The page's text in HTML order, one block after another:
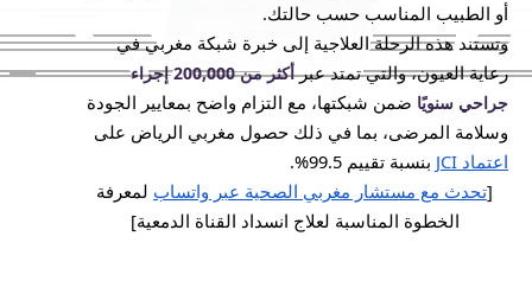
أو الطبيب المناسب حسب حالتك.
وتستند هذه الرحلة العلاجية إلى خبرة شبكة مغربي في
رعاية العيون، والتي تمتد عبر
أكثر من 200,000 إجراء
جراحي سنويًا ضمن شبكتها، مع التزام واضح بمعايير الجودة
وسلامة المرضى، بما في ذلك حصول مغربي الرياض على
اعتماد JCI
بنسبة تقييم 99.5%.
[تحدث مع مستشار مغربي الصحية عبر واتساب لمعرفة
الخطوة المناسبة لعلاج انسداد القناة الدمعية]